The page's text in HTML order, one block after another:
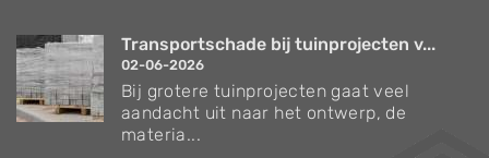
Transportschade bij tuinprojecten v...
02-06-2026
Bij grotere tuinprojecten gaat veel
aandacht uit naar het ontwerp, de
materia...